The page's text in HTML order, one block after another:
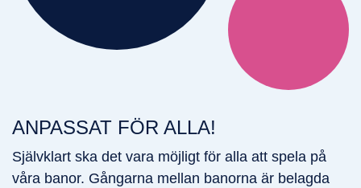
ANPASSAT FÖR ALLA!
Självklart ska det vara möjligt för alla att spela på
våra banor. Gångarna mellan banorna är belagda